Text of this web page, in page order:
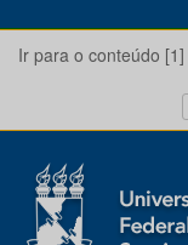
Ir para o conteúdo [1]